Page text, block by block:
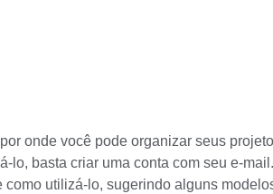
onde você pode organizar seus
lo, basta criar uma conta com seu e-
utilizá-lo, sugerindo alguns